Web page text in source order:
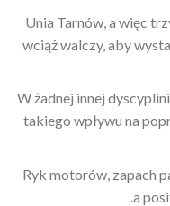
Unia Tarnów, a więc
wciąż walczy, aby
W żadnej innej
takiego wpływu na
Ryk motorów, zapach
a